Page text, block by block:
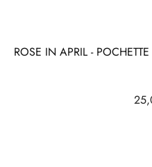
ROSE IN APRIL -
Prix